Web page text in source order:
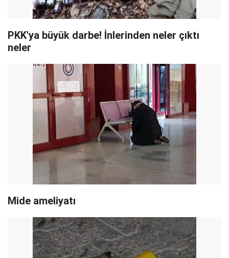
PKK'ya büyük darbe! İnlerinden neler çıktı
neler
Mide ameliyatı